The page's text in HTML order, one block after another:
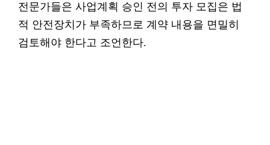
전문가들은 사업계획 승인 전의 투자 모집은 법
적 안전장치가 부족하므로 계약 내용을 면밀히
검토해야 한다고 조언한다.